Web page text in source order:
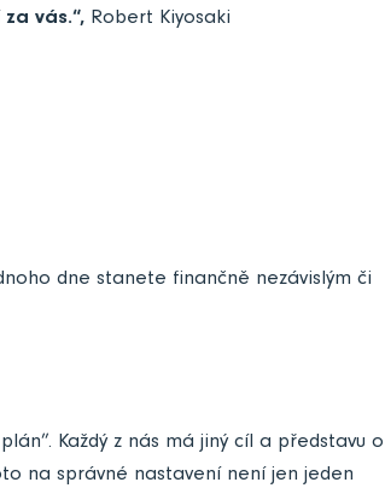
vás.“, Robert Kiyosaki
dne stanete finančně nezávislým či
Každý z nás má jiný cíl a představu o
na správné nastavení není jen jeden